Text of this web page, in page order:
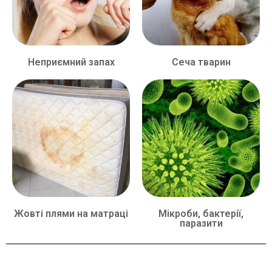
Неприємний запах Сеча тварин
Жовті плями на матраці
Мікроби, бактерії,
паразити